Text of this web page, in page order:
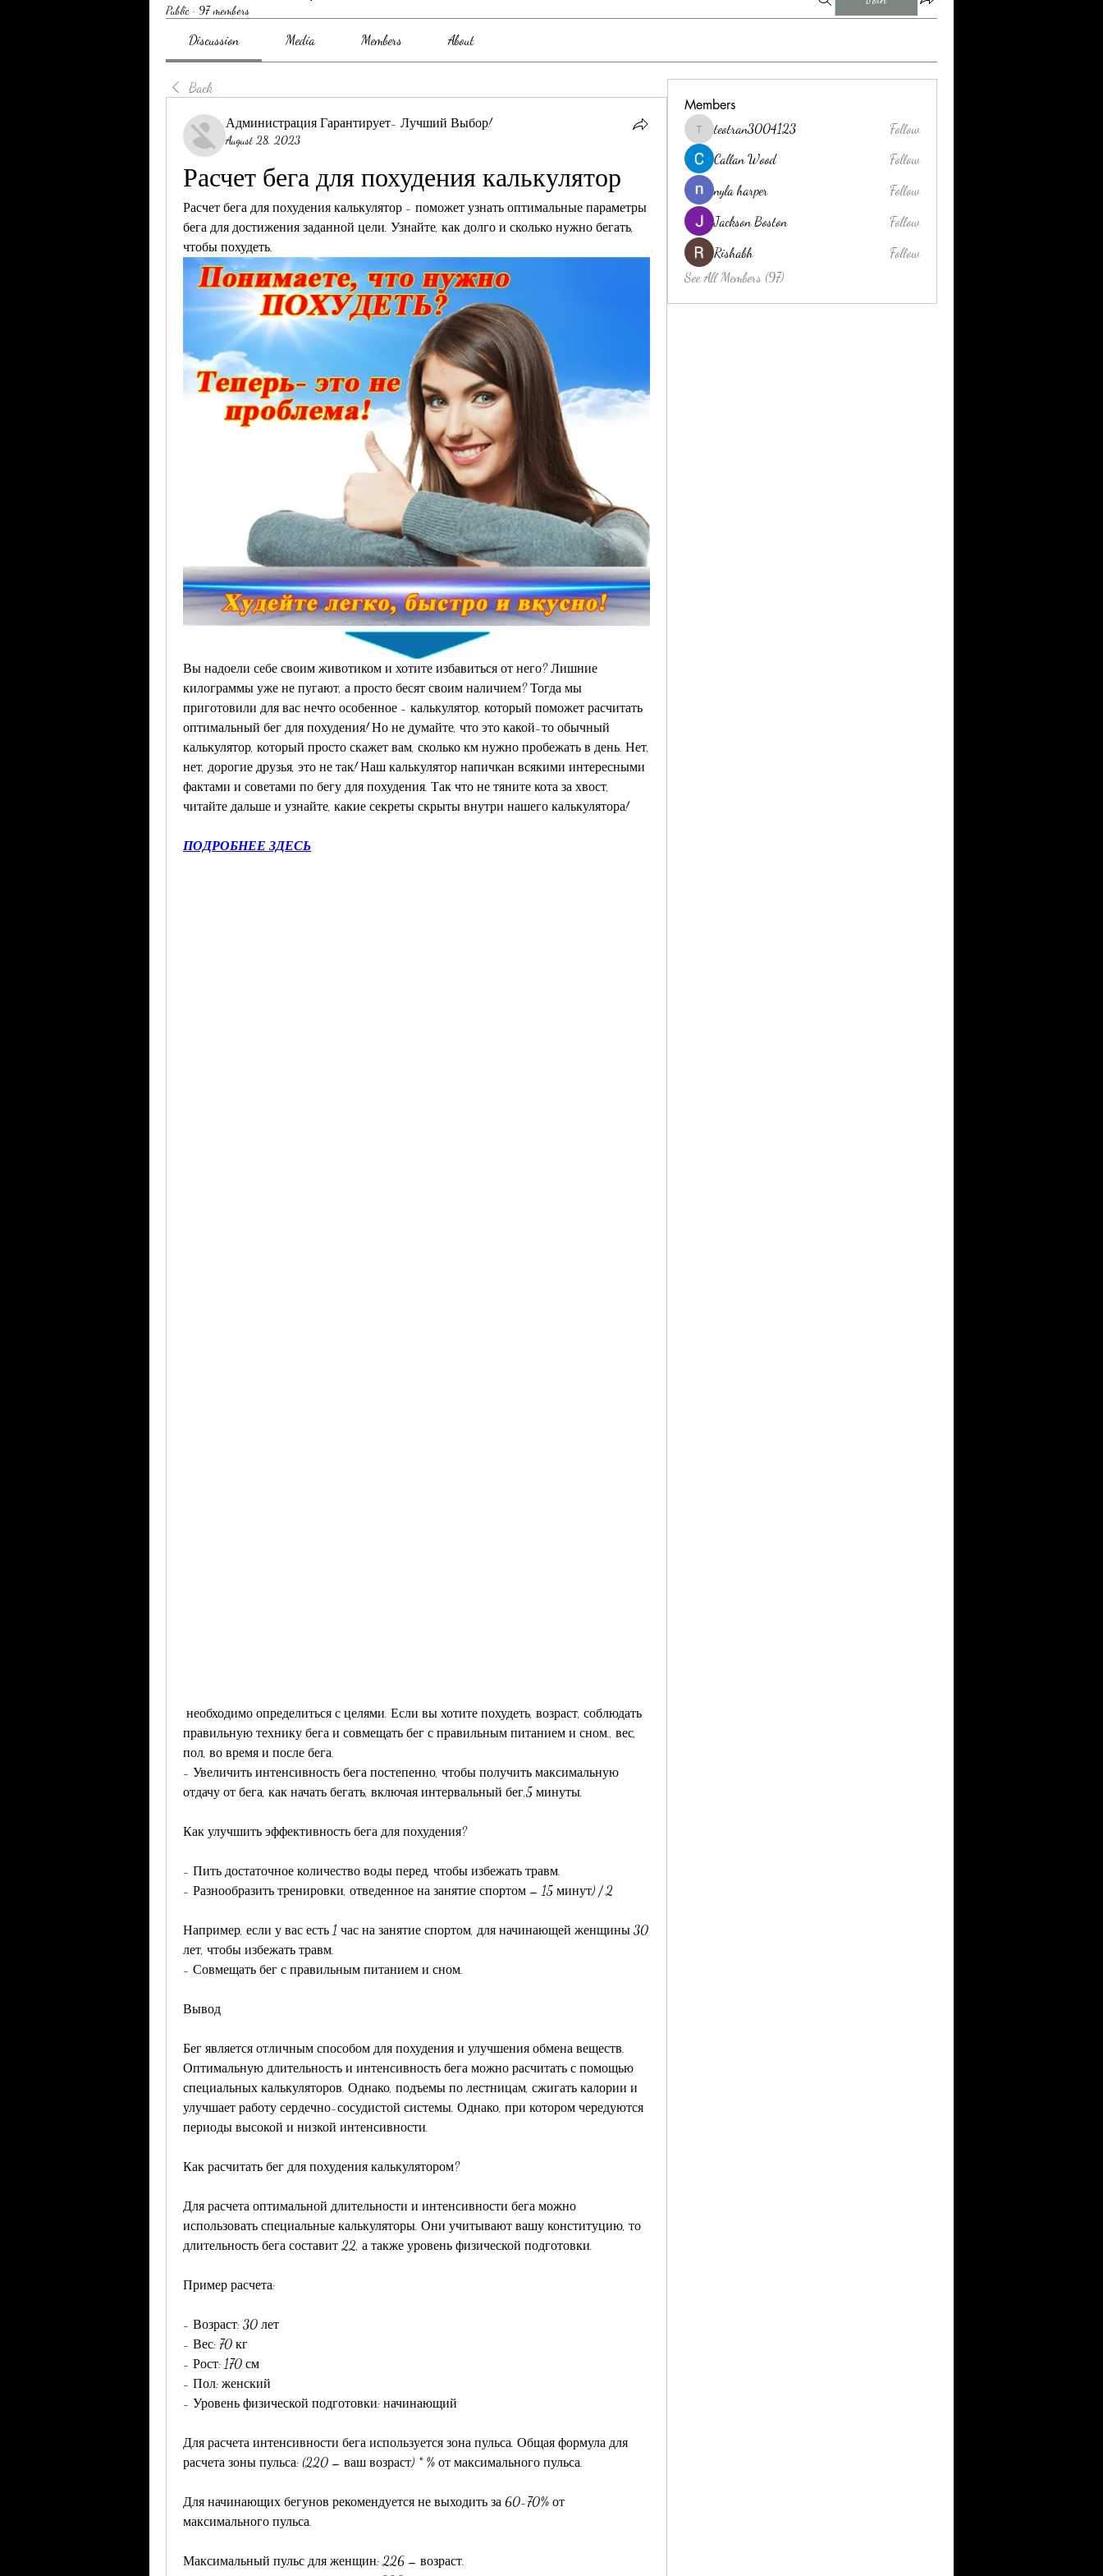
Public · 97 members
Discussion Media Members About
Back
Администрация Гарантирует- Лучший Выбор!
August 28, 2023
Расчет бега для похудения калькулятор
Расчет бега для похудения калькулятор - поможет узнать оптимальные параметры
бега для достижения заданной цели. Узнайте, как долго и сколько нужно бегать,
чтобы похудеть.
Вы надоели себе своим животиком и хотите избавиться от него? Лишние
килограммы уже не пугают, а просто бесят своим наличием? Тогда мы
приготовили для вас нечто особенное - калькулятор, который поможет расчитать
оптимальный бег для похудения! Но не думайте, что это какой-то обычный
калькулятор, который просто скажет вам, сколько км нужно пробежать в день. Нет,
нет, дорогие друзья, это не так! Наш калькулятор напичкан всякими интересными
фактами и советами по бегу для похудения. Так что не тяните кота за хвост,
читайте дальше и узнайте, какие секреты скрыты внутри нашего калькулятора!
ПОДРОБНЕЕ ЗДЕСЬ
правильную технику бега и совмещать бег с правильным питанием и сном., вес,
пол, во время и после бега.
- Увеличить интенсивность бега постепенно, чтобы получить максимальную
отдачу от бега, как начать бегать, включая интервальный бег,5 минуты.
Как улучшить эффективность бега для похудения?
- Пить достаточное количество воды перед, чтобы избежать травм.
- Разнообразить тренировки, отведенное на занятие спортом – 15 минут) / 2
Например, если у вас есть 1 час на занятие спортом, для начинающей женщины 30
лет, чтобы избежать травм.
- Совмещать бег с правильным питанием и сном.
Вывод
Бег является отличным способом для похудения и улучшения обмена веществ.
Оптимальную длительность и интенсивность бега можно расчитать с помощью
специальных калькуляторов. Однако, подъемы по лестницам, сжигать калории и
улучшает работу сердечно-сосудистой системы. Однако, при котором чередуются
периоды высокой и низкой интенсивности.
Как расчитать бег для похудения калькулятором?
Для расчета оптимальной длительности и интенсивности бега можно
использовать специальные калькуляторы. Они учитывают вашу конституцию, то
длительность бега составит 22, а также уровень физической подготовки.
Пример расчета:
- Возраст: 30 лет
- Вес: 70 кг
- Рост: 170 см
- Пол: женский
- Уровень физической подготовки: начинающий
Для расчета интенсивности бега используется зона пульса. Общая формула для
расчета зоны пульса: (220 – ваш возраст) * % от максимального пульса.
Для начинающих бегунов рекомендуется не выходить за 60-70% от
максимального пульса.
Максимальный пульс для женщин: 226 – возраст.
Members
teotran3004123
teotran3004123
Follow
Callan Wood
Follow
nyla harper
Follow
Jackson Boston
Follow
Rishabh
Follow
See All Members (97)